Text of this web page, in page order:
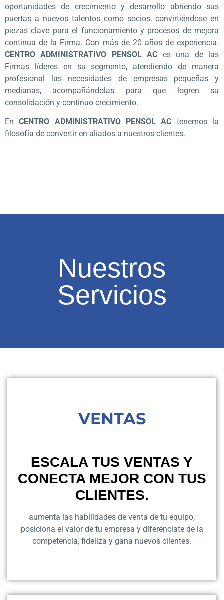
oportunidades de crecimiento y desarrollo abriendo sus
puertas a nuevos talentos como socios, convirtiéndose en
piezas clave para el funcionamiento y procesos de mejora
continua de la Firma. Con más de 20 años de experiencia.
CENTRO ADMINISTRATIVO PENSOL AC es una de las
Firmas líderes en su segmento, atendiendo de manera
profesional las necesidades de empresas pequeñas y
medianas, acompañándolas para que logren su
consolidación y continuo crecimiento.
EnCENTRO ADMINISTRATIVO PENSOL AC tenemos la
filosofía de convertir en aliados a nuestros clientes.
Nuestros
Servicios
VENTAS
ESCALA TUS VENTAS Y
CONECTA MEJOR CON TUS
CLIENTES.
aumenta las habilidades de venta de tu equipo,
posiciona el valor de tu empresa y diferénciate de la
competencia, fideliza y gana nuevos clientes.